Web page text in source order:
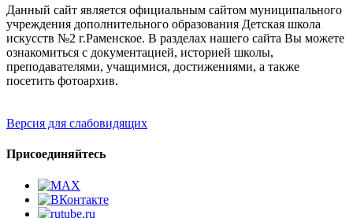
Данный сайт является официальным сайтом муниципального
учреждения дополнительного образования Детская школа
искусств №2 г.Раменское. В разделах нашего сайта Вы можете
ознакомиться с документацией, историей школы,
преподавателями, учащимися, достижениями, а также
посетить фотоархив.
Версия для слабовидящих
Присоединяйтесь